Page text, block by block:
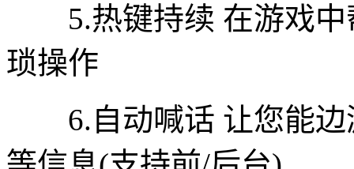
5.热键持续 在游戏中
琐操作
6.自动喊话 让您能边